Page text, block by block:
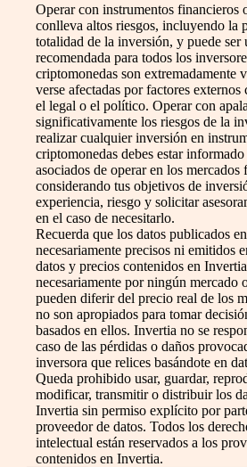
Operar con instrumentos financieros
conlleva altos riesgos, incluyendo la
totalidad de la inversión, y puede ser
recomendada para todos los
criptomonedas son extremadamente
verse afectadas por factores
el legal o el político. Operar con
significativamente los riesgos de la
realizar cualquier inversión en
criptomonedas debes estar
asociados de operar en los mercados
considerando tus objetivos de
experiencia, riesgo y solicitar
en el caso de necesitarlo.
Recuerda que los datos publicados
necesariamente precisos ni emitidos
datos y precios contenidos en
necesariamente por ningún mercado
pueden diferir del precio real de los
no son apropiados para tomar
basados en ellos. Invertia no se
caso de las pérdidas o daños
inversora que relices basándote en
Queda prohibido usar, guardar,
modificar, transmitir o distribuir los
Invertia sin permiso explícito por
proveedor de datos. Todos los
intelectual están reservados a los
contenidos en Invertia.